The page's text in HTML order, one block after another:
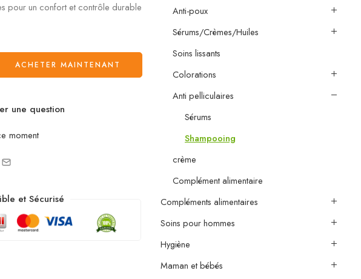
pour un confort et contrôle durable
ACHETER MAINTENANT
une question
moment
et Sécurisé
Anti-poux
Sérums/Crèmes/Huiles
Soins lissants
Colorations
Anti pelliculaires
Sérums
Shampooing
crème
Complément alimentaire
Compléments alimentaires
Soins pour hommes
Hygiène
Maman et bébés